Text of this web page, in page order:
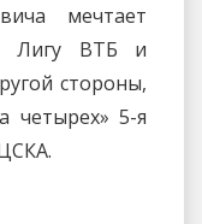
мечтает
Лигу ВТБ и
стороны,
четырех» 5-я